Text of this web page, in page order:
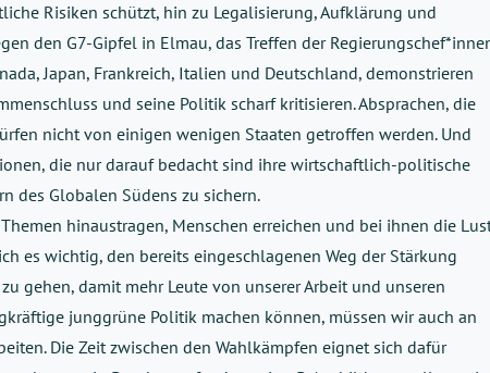
Risiken schützt, hin zu Legalisierung, Aufklärung und
den G7-Gipfel in Elmau, das Treffen der
Japan, Frankreich, Italien und Deutschland, demonstrieren
und seine Politik scharf kritisieren. Absprachen, die
nicht von einigen wenigen Staaten getroffen werden. Und
die nur darauf bedacht sind ihre wirtschaftlich-politische
des Globalen Südens zu sichern.
hinaustragen, Menschen erreichen und bei ihnen die
es wichtig, den bereits eingeschlagenen Weg der Stärkung
gehen, damit mehr Leute von unserer Arbeit und unseren
junggrüne Politik machen können, müssen wir auch an
Die Zeit zwischen den Wahlkämpfen eignet sich dafür